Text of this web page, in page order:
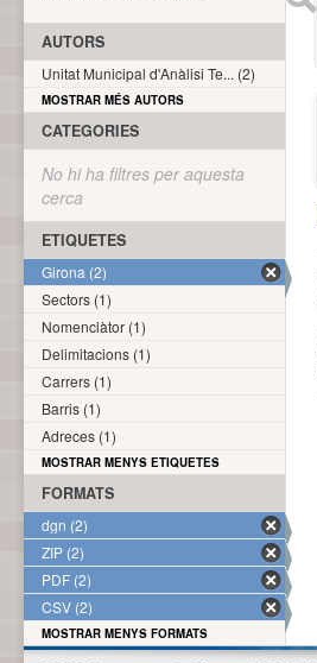
AUTORS
Unitat Municipal d'Anàlisi Te... (2)
MOSTRAR MÉS AUTORS
CATEGORIES
No hi ha filtres per aquesta
cerca
ETIQUETES
Girona (2)
Sectors (1)
Nomenclàtor (1)
Delimitacions (1)
Carrers (1)
Barris (1)
Adreces (1)
MOSTRAR MENYS ETIQUETES
FORMATS
dgn (2)
ZIP (2)
PDF (2)
CSV (2)
MOSTRAR MENYS FORMATS